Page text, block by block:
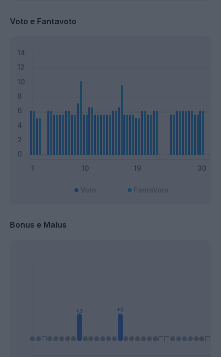
Voto e Fantavoto
Bonus e Malus